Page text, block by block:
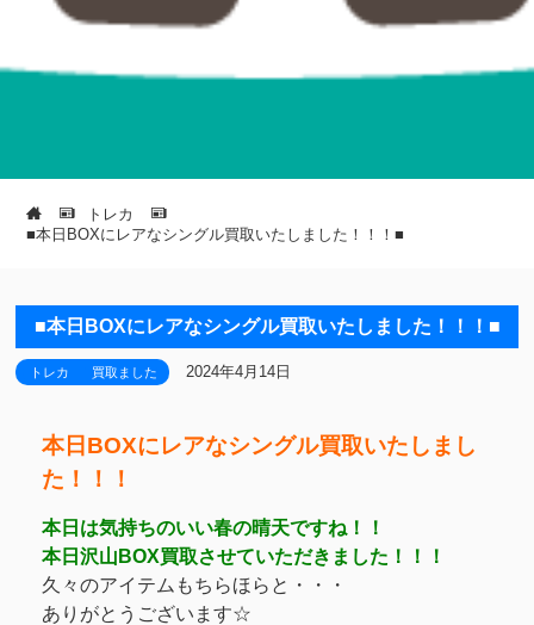
トレカ
■本日BOXにレアなシングル買取いたしました！！！■
■本日BOXにレアなシングル買取いたしました！！！■
トレカ 買取ました 2024年4月14日
本日BOXにレアなシングル買取いたしまし
た！！！
本日は気持ちのいい春の晴天ですね！！
本日沢山BOX買取させていただきました！！！
久々のアイテムもちらほらと・・・
ありがとうございます☆